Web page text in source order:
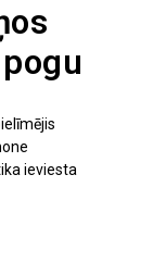
ieviesta